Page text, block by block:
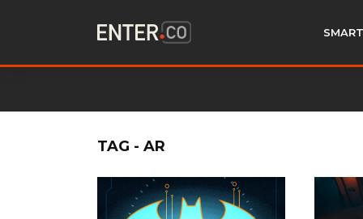
TAG - AR